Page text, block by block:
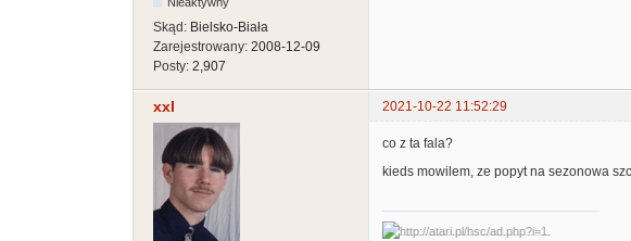
Nieaktywny
Skąd: Bielsko-Biała
Zarejestrowany: 2008-12-09
Posty: 2,907
xxl 2021-10-22 11:52:29
co z ta fala?
kieds mowilem, ze popyt na sezonowa